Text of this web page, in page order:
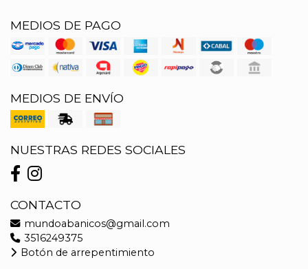
MEDIOS DE PAGO
MEDIOS DE ENVÍO
NUESTRAS REDES SOCIALES
CONTACTO
mundoabanicos@gmail.com
3516249375
Botón de arrepentimiento